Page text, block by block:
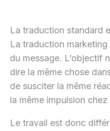
La traduction standard
La traduction marketing
du message. L’objectif
dire la même chose
de susciter la même
la même impulsion chez
Le travail est donc